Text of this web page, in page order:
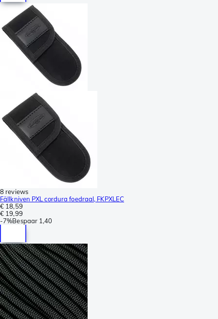
8 reviews
Fällkniven PXL cordura foedraal, FKPXLEC
€ 18,59
€ 19,99
-7%Bespaar 1,40